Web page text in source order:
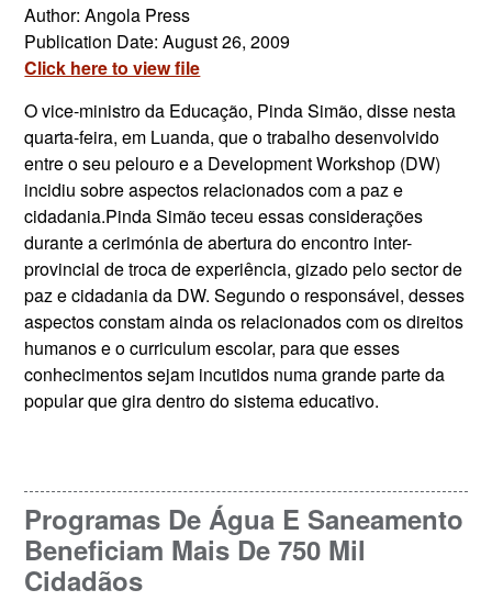
Author: Angola Press
Publication Date: August 26, 2009
Click here to view file
O vice-ministro da Educação, Pinda Simão, disse nesta
quarta-feira, em Luanda, que o trabalho desenvolvido
entre o seu pelouro e a Development Workshop (DW)
incidiu sobre aspectos relacionados com a paz e
cidadania.Pinda Simão teceu essas considerações
durante a cerimónia de abertura do encontro inter-
provincial de troca de experiência, gizado pelo sector de
paz e cidadania da DW. Segundo o responsável, desses
aspectos constam ainda os relacionados com os direitos
humanos e o curriculum escolar, para que esses
conhecimentos sejam incutidos numa grande parte da
popular que gira dentro do sistema educativo.
Programas De Água E Saneamento
Beneficiam Mais De 750 Mil
Cidadãos